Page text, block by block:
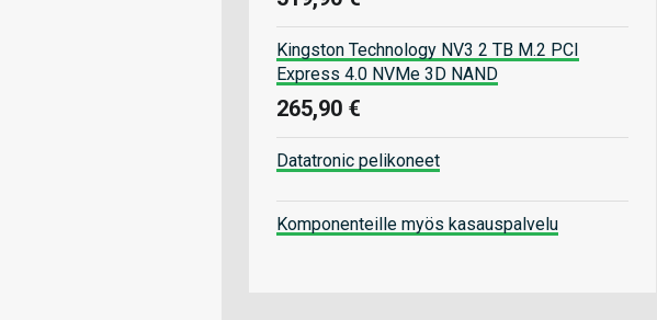
Kingston Technology NV3 2 TB M.2 PCI
Express 4.0 NVMe 3D NAND
265,90 €
Datatronic pelikoneet
Komponenteille myös kasauspalvelu